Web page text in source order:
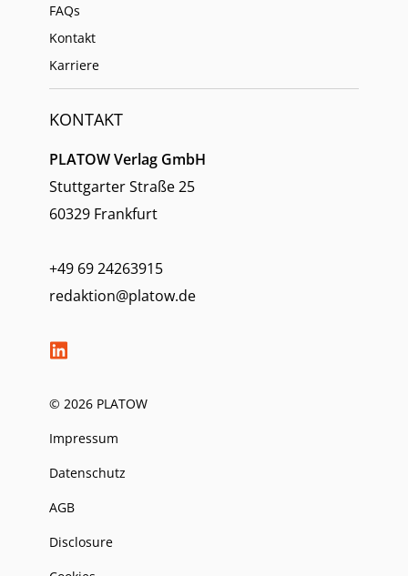
FAQs
Kontakt
Karriere
KONTAKT
PLATOW Verlag GmbH
Stuttgarter Straße 25
60329 Frankfurt
+49 69 24263915
redaktion@platow.de
© 2026 PLATOW
Impressum
Datenschutz
AGB
Disclosure